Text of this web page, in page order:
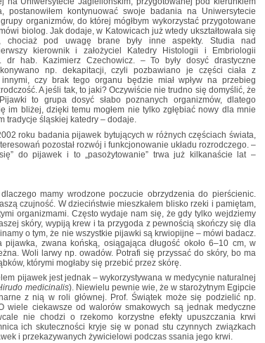
postanowiłem kontynuować swoje badania na Uniwersytecie
organizmów, do której mógłbym wykorzystać przygotowane
biolog. Jak dodaje, w Katowicach już wtedy ukształtowała się
chociaż pod uwagę brane były inne aspekty. Studia nad
kierownik i założyciel Katedry Histologii i Embriologii
dr hab. Kazimierz Czechowicz. – To były dosyć drastyczne
np. dekapitacji, czyli pozbawiano je części ciała z
czy brak tego organu będzie miał wpływ na przebieg
A jeśli tak, to jaki? Oczywiście nie trudno się domyślić, że
to grupa dosyć słabo poznanych organizmów, dlatego
im bliżej, dzięki temu mogłem nie tylko zgłębiać nowy dla mnie
tradycje śląskiej katedry – dodaje.
roku badania pijawek bytujących w różnych częściach świata,
pozostał rozwój i funkcjonowanie układu rozrodczego. –
do pijawek i to „pasożytowanie” trwa już kilkanaście lat –
mamy wrodzone poczucie obrzydzenia do pierścienic.
czujność. W dzieciństwie mieszkałem blisko rzeki i pamiętam,
organizmami. Często wydaje nam się, że gdy tylko wejdziemy
skóry, wypiją krew i ta przygoda z pewnością skończy się dla
o tym, że nie wszystkie pijawki są krwiopijne – mówi badacz.
zwana końską, osiągająca długość około 6–10 cm, w
Woli larwy np. owadów. Potrafi się przyssać do skóry, bo ma
którymi mogłaby się przebić przez skórę.
pijawek jest jednak – wykorzystywana w medycynie naturalnej
medicinalis). Niewielu pewnie wie, że w starożytnym Egipcie
z nią w roli głównej. Prof. Świątek może się podzielić np.
wiele ciekawsze od walorów smakowych są jednak medyczne
nie chodzi o rzekomo korzystne efekty upuszczania krwi
ich skuteczności kryje się w ponad stu czynnych związkach
i przekazywanych żywicielowi podczas ssania jego krwi.